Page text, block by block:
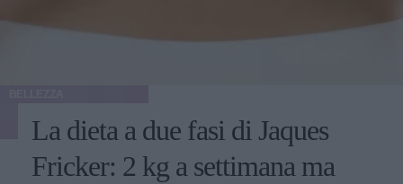
La dieta a due fasi di Jaques
Fricker: 2 kg a settimana ma